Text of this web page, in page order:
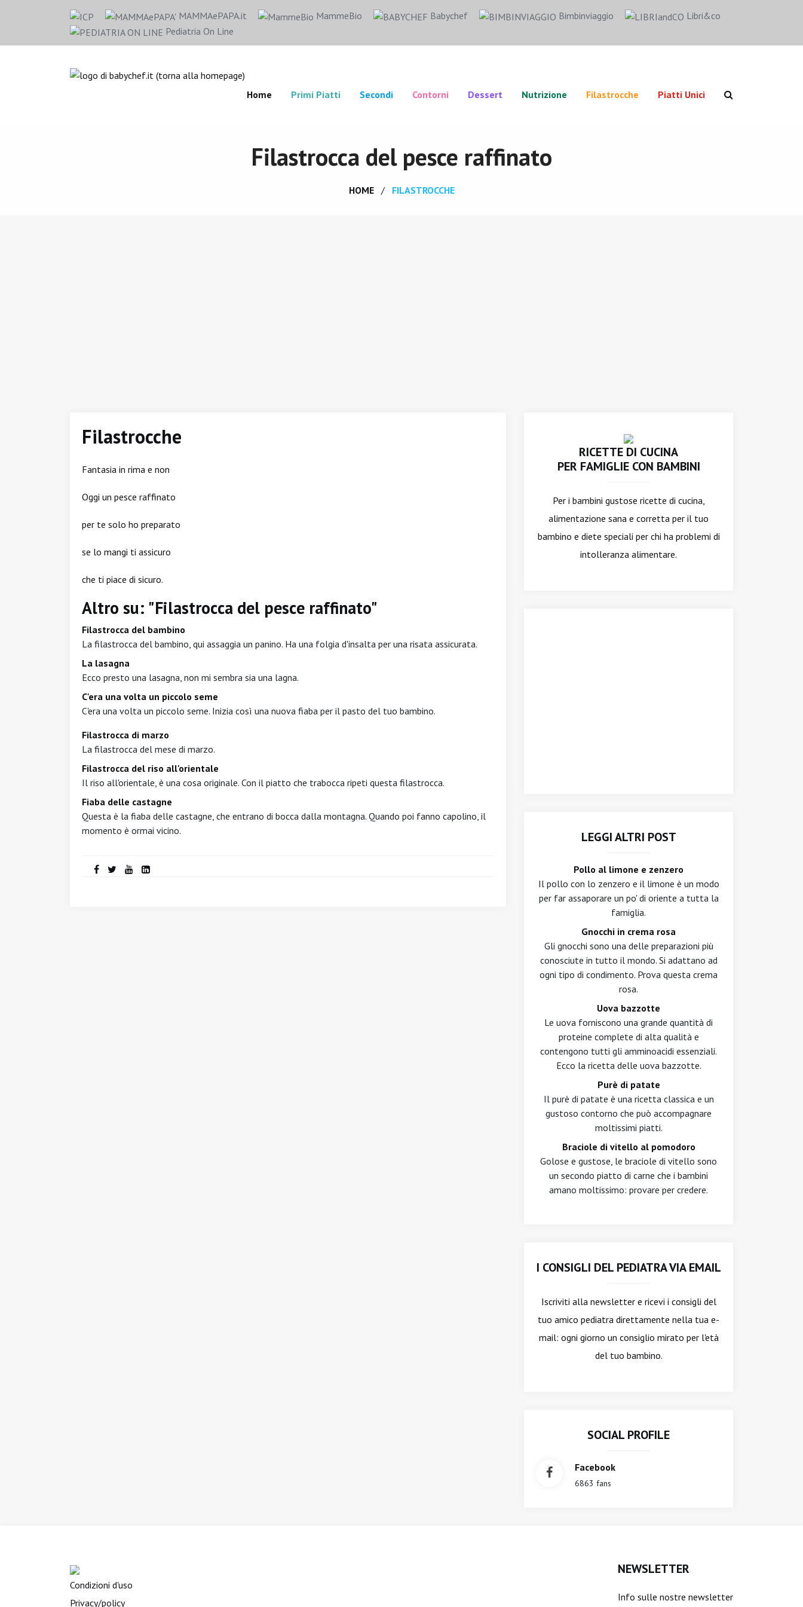
MAMMAePAPA.it MammeBio Babychef Bimbinviaggio
Libri&co
Pediatria On Line
Home Primi Piatti Secondi Contorni Dessert Nutrizione Filastrocche Piatti Unici
Filastrocca del pesce raffinato
HOME FILASTROCCHE
Filastrocche
Fantasia in rima e non
Oggi un pesce raffinato
per te solo ho preparato
se lo mangi ti assicuro
che ti piace di sicuro.
Altro su: "Filastrocca del pesce raffinato"
Filastrocca del bambino
La filastrocca del bambino, qui assaggia un panino. Ha una folgia d'insalta per una risata assicurata.
La lasagna
Ecco presto una lasagna, non mi sembra sia una lagna.
C'era una volta un piccolo seme
C'era una volta un piccolo seme. Inizia così una nuova fiaba per il pasto del tuo bambino.
Filastrocca di marzo
La filastrocca del mese di marzo.
Filastrocca del riso all'orientale
Il riso all'orientale, è una cosa originale. Con il piatto che trabocca ripeti questa filastrocca.
Fiaba delle castagne
Questa è la fiaba delle castagne, che entrano di bocca dalla montagna. Quando poi fanno capolino, il
momento è ormai vicino.
RICETTE DI CUCINA
PER FAMIGLIE CON BAMBINI
Per i bambini gustose ricette di cucina,
alimentazione sana e corretta per il tuo
bambino e diete speciali per chi ha problemi di
intolleranza alimentare.
LEGGI ALTRI POST
Pollo al limone e zenzero
Il pollo con lo zenzero e il limone è un modo
per far assaporare un po' di oriente a tutta la
famiglia.
Gnocchi in crema rosa
Gli gnocchi sono una delle preparazioni più
conosciute in tutto il mondo. Si adattano ad
ogni tipo di condimento. Prova questa crema
rosa.
Uova bazzotte
Le uova forniscono una grande quantità di
proteine complete di alta qualità e
contengono tutti gli amminoacidi essenziali.
Ecco la ricetta delle uova bazzotte.
Purè di patate
Il purè di patate è una ricetta classica e un
gustoso contorno che può accompagnare
moltissimi piatti.
Braciole di vitello al pomodoro
Golose e gustose, le braciole di vitello sono
un secondo piatto di carne che i bambini
amano moltissimo: provare per credere.
I CONSIGLI DEL PEDIATRA VIA EMAIL
Iscriviti alla newslettere ricevi i consigli del
tuo amico pediatra direttamente nella tua e-
mail: ogni giorno un consiglio mirato per l'età
del tuo bambino.
SOCIAL PROFILE
Facebook
6863 fans
Condizioni d'uso
Privacy/policy
NEWSLETTER
Info sulle nostre newsletter